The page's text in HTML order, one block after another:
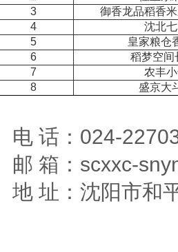
3
御香龙品稻香
4
沈北
5
皇家粮仓
6
稻梦空间
7
农丰
8
盛京大
电 话：024-
邮 箱：scxxc-
地 址：沈阳市和